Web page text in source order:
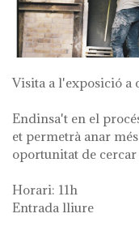
Visita a l'exposició a
Endinsa't en el
et permetrà anar
oportunitat de
Horari: 11h
Entrada lliure